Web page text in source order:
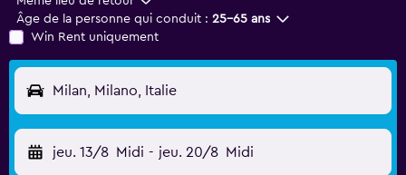
Âge de la personne qui conduit : 25-65 ans
Win Rent uniquement
Milan, Milano, Italie
jeu. 13/8 Midi - jeu. 20/8 Midi